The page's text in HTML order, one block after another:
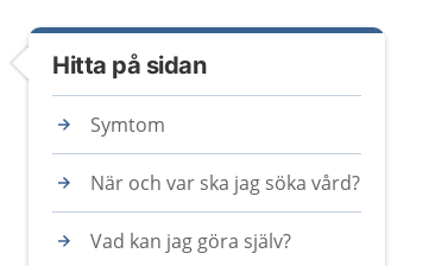
Hitta på sidan
Symtom
När och var ska jag söka vård?
Vad kan jag göra själv?